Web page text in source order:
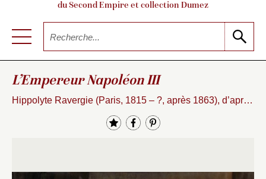
du Second Empire et collection Dumez
L’Empereur Napoléon III
Hippolyte Ravergie (Paris, 1815 – ?, après 1863), d’après Hippolyte Flandrin (1809-1864)